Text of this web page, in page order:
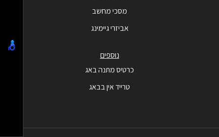
מסכי מחשב
אביזרי גיימינג
נוספים
כרטיס מתנה באג
טרייד אין בבאג